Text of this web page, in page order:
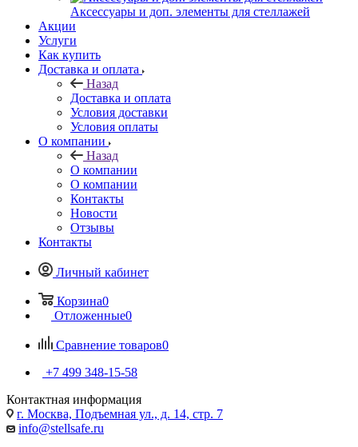
Аксессуары и доп. элементы для стеллажей
Акции
Услуги
Как купить
Доставка и оплата
Назад
Доставка и оплата
Условия доставки
Условия оплаты
О компании
Назад
О компании
О компании
Контакты
Новости
Отзывы
Контакты
Личный кабинет
Корзина0
Отложенные0
Сравнение товаров0
+7 499 348-15-58
Контактная информация
г. Москва, Подъемная ул., д. 14, стр. 7
info@stellsafe.ru